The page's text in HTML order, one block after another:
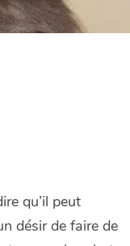
qu’il peut
désir de faire de